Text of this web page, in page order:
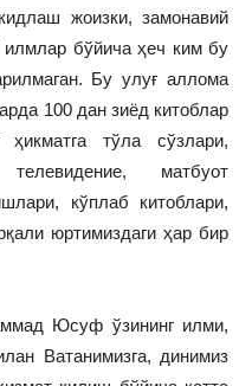
жоизки, замонавий
илмлар бўйича ҳеч ким бу
Бу улуғ аллома
100 дан зиёд китоблар
ҳикматга тўла сўзлари,
матбуот
кўплаб китоблари,
юртимиздаги ҳар бир
Юсуф ўзининг илми,
Ватанимизга, динимиз